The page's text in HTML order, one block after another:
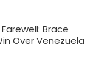
Brace
Over Venezuela